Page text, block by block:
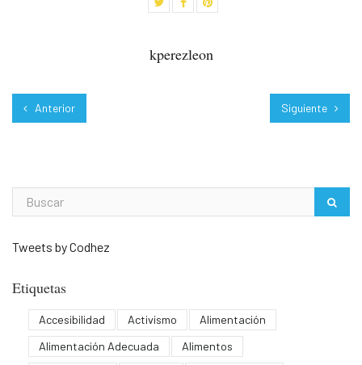
kperezleon
Anterior Siguiente
Tweets by Codhez
Etiquetas
Accesibilidad Activismo
Alimentación
Alimentación Adecuada
Alimentos